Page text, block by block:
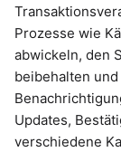
Prozesse wie
abwickeln, den
beibehalten
Updates,
verschiedene